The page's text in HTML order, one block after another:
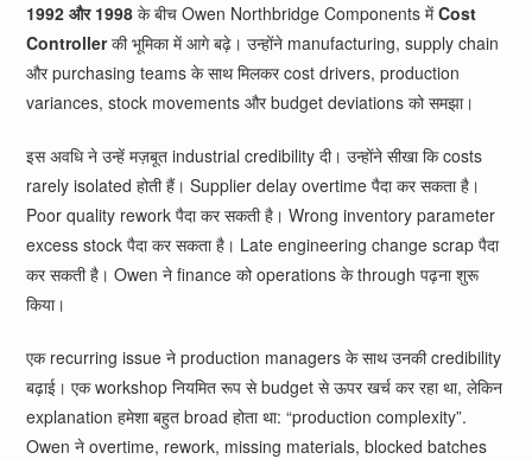
1992 और 1998 के बीच Owen Northbridge Components मेंCost
Controllerकी भूमिका में आगे बढ़े। उन्होंने manufacturing, supply chain
और purchasing teams के साथ मिलकर cost drivers, production
variances, stock movements और budget deviations को समझा।
इस अवधि ने उन्हें मज़बूत industrial credibility दी। उन्होंने सीखा कि costs
rarely isolated होती हैं। Supplier delay overtime पैदा कर सकता है।
Poor quality rework पैदा कर सकती है। Wrong inventory parameter
excess stock पैदा कर सकता है। Late engineering change scrap पैदा
कर सकती है। Owen ने finance को operations के through पढ़ना शुरू
किया।
एक recurring issue ने production managers के साथ उनकी credibility
बढ़ाई। एक workshop नियमित रूप से budget से ऊपर खर्च कर रहा था, लेकिन
explanation हमेशा बहुत broad होता था: “production complexity”.
Owen ने overtime, rework, missing materials, blocked batches